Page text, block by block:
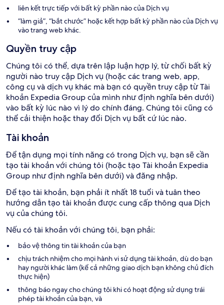
liên kết trực tiếp với bất kỳ phần nào của Dịch vụ
“làm giả”, “bắt chước” hoặc kết hợp bất kỳ phần nào của Dịch vụ
vào trang web khác.
Quyền truy cập
Chúng tôi có thể, dựa trên lập luận hợp lý, từ chối bất kỳ
người nào truy cập Dịch vụ (hoặc các trang web, app,
công cụ và dịch vụ khác mà bạn có quyền truy cập từ Tài
khoản Expedia Group của mình như định nghĩa bên dưới)
vào bất kỳ lúc nào vì lý do chính đáng. Chúng tôi cũng có
thể cải thiện hoặc thay đổi Dịch vụ bất cứ lúc nào.
Tài khoản
Để tận dụng mọi tính năng có trong Dịch vụ, bạn sẽ cần
tạo tài khoản với chúng tôi (hoặc tạo Tài khoản Expedia
Group như định nghĩa bên dưới) và đăng nhập.
Để tạo tài khoản, bạn phải ít nhất 18 tuổi và tuân theo
hướng dẫn tạo tài khoản được cung cấp thông qua Dịch
vụ của chúng tôi.
Nếu có tài khoản với chúng tôi, bạn phải:
bảo vệ thông tin tài khoản của bạn
chịu trách nhiệm cho mọi hành vi sử dụng tài khoản, dù do bạn
hay người khác làm (kể cả những giao dịch bạn không chủ đích
thực hiện)
thông báo ngay cho chúng tôi khi có hoạt động sử dụng trái
phép tài khoản của bạn, và